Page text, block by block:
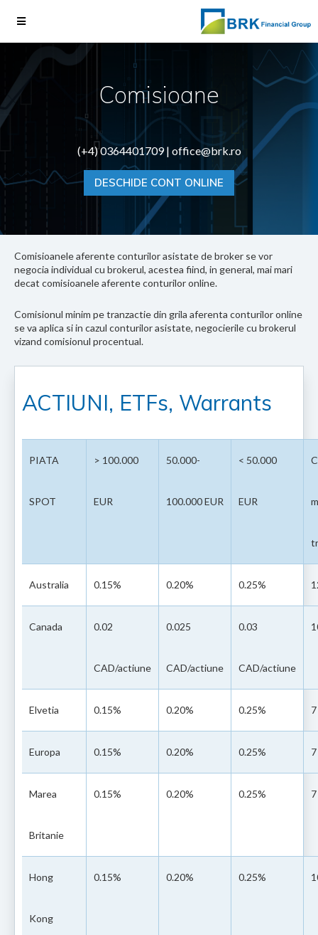
Comisioane
(+4) 0364401709 | office@brk.ro
DESCHIDE CONT ONLINE
Comisioanele aferente conturilor asistate de broker se vor
negocia individual cu brokerul, acestea fiind, in general, mai mari
decat comisioanele aferente conturilor online.
Comisionul minim pe tranzactie din grila aferenta conturilor online
se va aplica si in cazul conturilor asistate, negocierile cu brokerul
vizand comisionul procentual.
ACTIUNI, ETFs, Warrants
PIATA
SPOT
> 100.000
EUR
50.000-
100.000 EUR
< 50.000
EUR
Australia 0.15% 0.20% 0.25%
Canada 0.02
CAD/actiune
0.025
CAD/actiune
0.03
CAD/actiune
Elvetia 0.15% 0.20% 0.25%
Europa 0.15% 0.20% 0.25%
Marea
Britanie
0.15% 0.20% 0.25%
Hong
Kong
0.15% 0.20% 0.25%